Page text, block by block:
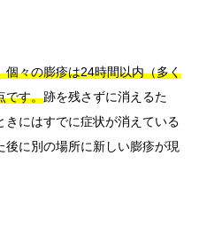
個々の膨疹は24時間以内（多く
です。跡を残さずに消えるた
にはすでに症状が消えている
に別の場所に新しい膨疹が現